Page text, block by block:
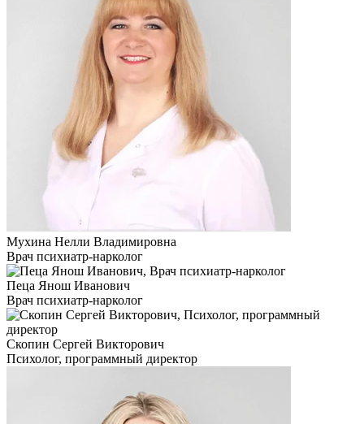
Мухина Нелли Владимировна
Врач психиатр-нарколог
Пеца Янош Иванович
Врач психиатр-нарколог
Скопин Сергей Викторович
Психолог, программный директор